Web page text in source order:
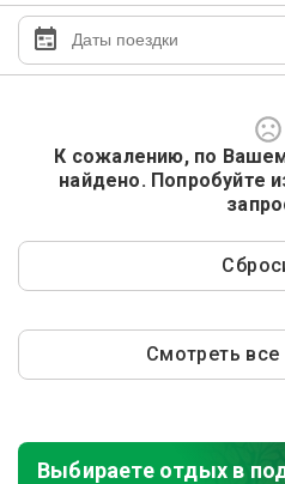
К сожалению, по
найдено. Попробуйте
Смотреть все
Выбираете отдых в